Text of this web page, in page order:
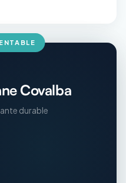
Covalba
durable